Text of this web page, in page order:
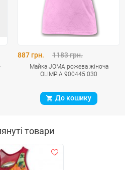
887 грн. 1183 грн.
Майка JOMA рожева жіноча
OLIMPIA 900445.030
До кошику
товари